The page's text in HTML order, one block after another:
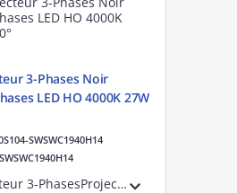
3-Phases Noir
LED HO 4000K 27W
SWSWC1940H14
zenit N Projecteur 3-PhasesProjecteur 3-Phases LED HO 4000K 27W 2821lm 40°